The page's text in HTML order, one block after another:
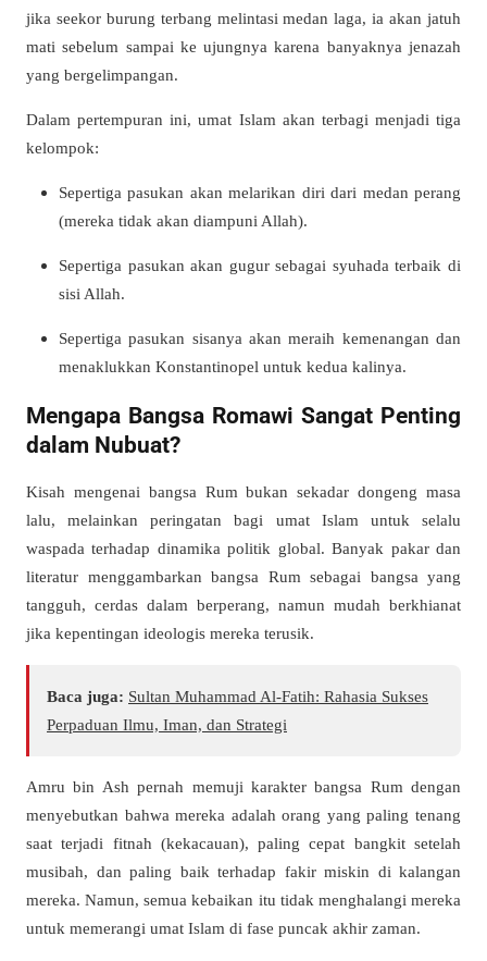
jika seekor burung terbang melintasi medan laga, ia akan jatuh
mati sebelum sampai ke ujungnya karena banyaknya jenazah
yang bergelimpangan.
Dalam pertempuran ini, umat Islam akan terbagi menjadi tiga
kelompok:
Sepertiga pasukan akan melarikan diri dari medan perang
(mereka tidak akan diampuni Allah).
Sepertiga pasukan akan gugur sebagai syuhada terbaik di
sisi Allah.
Sepertiga pasukan sisanya akan meraih kemenangan dan
menaklukkan Konstantinopel untuk kedua kalinya.
Mengapa Bangsa Romawi Sangat Penting
dalam Nubuat?
Kisah mengenai bangsa Rum bukan sekadar dongeng masa
lalu, melainkan peringatan bagi umat Islam untuk selalu
waspada terhadap dinamika politik global. Banyak pakar dan
literatur menggambarkan bangsa Rum sebagai bangsa yang
tangguh, cerdas dalam berperang, namun mudah berkhianat
jika kepentingan ideologis mereka terusik.
Baca juga: Sultan Muhammad Al-Fatih: Rahasia Sukses
Perpaduan Ilmu, Iman, dan Strategi
Amru bin Ash pernah memuji karakter bangsa Rum dengan
menyebutkan bahwa mereka adalah orang yang paling tenang
saat terjadi fitnah (kekacauan), paling cepat bangkit setelah
musibah, dan paling baik terhadap fakir miskin di kalangan
mereka. Namun, semua kebaikan itu tidak menghalangi mereka
untuk memerangi umat Islam di fase puncak akhir zaman.